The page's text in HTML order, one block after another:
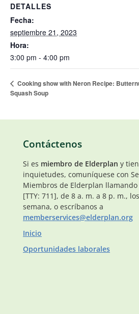
DETALLES
Fecha:
septiembre 21, 2023
Hora:
3:00 pm - 4:00 pm
Cooking show with Neron Recipe:
Squash Soup
Contáctenos
Si es miembro de Elderplan y
inquietudes, comuníquese con
Miembros de Elderplan llamando
[TTY: 711], de 8 a. m. a 8 p. m.,
semana, o escríbanos a
memberservices@elderplan.org
Inicio
Oportunidades laborales